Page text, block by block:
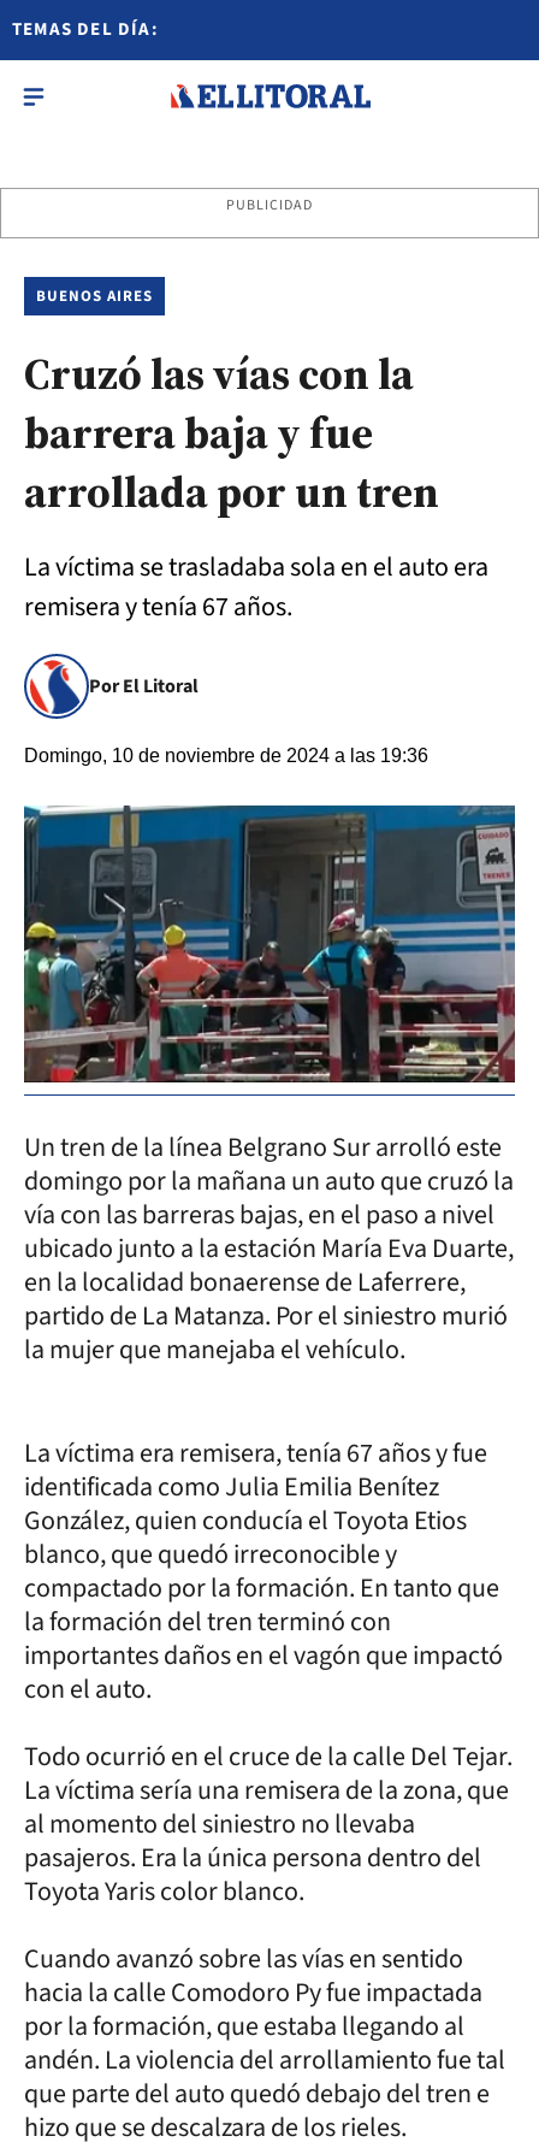
TEMAS DEL DÍA:
PUBLICIDAD
BUENOS AIRES
Cruzó las vías con la
barrera baja y fue
arrollada por un tren
La víctima se trasladaba sola en el auto era
remisera y tenía 67 años.
Por El Litoral
Domingo, 10 de noviembre de 2024 a las 19:36
Un tren de la línea Belgrano Sur arrolló este
domingo por la mañana un auto que cruzó la
vía con las barreras bajas, en el paso a nivel
ubicado junto a la estación María Eva Duarte,
en la localidad bonaerense de Laferrere,
partido de La Matanza. Por el siniestro murió
la mujer que manejaba el vehículo.
La víctima era remisera, tenía 67 años y fue
identificada como Julia Emilia Benítez
González, quien conducía el Toyota Etios
blanco, que quedó irreconocible y
compactado por la formación. En tanto que
la formación del tren terminó con
importantes daños en el vagón que impactó
con el auto.
Todo ocurrió en el cruce de la calle Del Tejar.
La víctima sería una remisera de la zona, que
al momento del siniestro no llevaba
pasajeros. Era la única persona dentro del
Toyota Yaris color blanco.
Cuando avanzó sobre las vías en sentido
hacia la calle Comodoro Py fue impactada
por la formación, que estaba llegando al
andén. La violencia del arrollamiento fue tal
que parte del auto quedó debajo del tren e
hizo que se descalzara de los rieles.